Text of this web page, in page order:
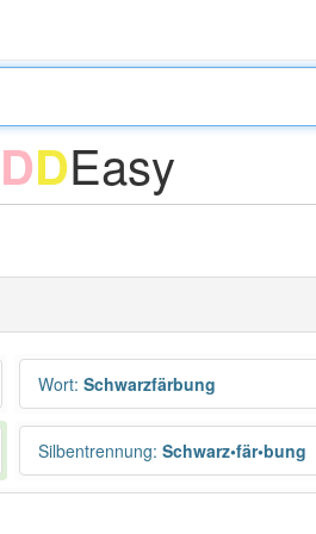
DDEasy
Wort: Schwarzfärbung
Silbentrennung: Schwarz•fär•bung